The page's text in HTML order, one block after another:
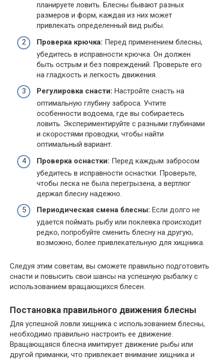
планируете ловить. Блесны бывают разных
размеров и форм, каждая из них может
привлекать определенный вид рыбы.
Проверка крючка: Перед применением блесны,
убедитесь в исправности крючка. Он должен
быть острым и без повреждений. Проверьте его
на гладкость и легкость движения.
Регулировка снасти: Настройте снасть на
оптимальную глубину заброса. Учтите
особенности водоема, где вы собираетесь
ловить. Экспериментируйте с разными глубинами
и скоростями проводки, чтобы найти
оптимальный вариант.
Проверка оснастки: Перед каждым забросом
убедитесь в исправности оснастки. Проверьте,
чтобы леска не была перегрызена, а вертлюг
держал блесну надежно.
Периодическая смена блесны: Если долго не
удается поймать рыбу или поклевка происходит
редко, попробуйте сменить блесну на другую,
возможно, более привлекательную для хищника.
Следуя этим советам, вы сможете правильно подготовить
снасти и повысить свои шансы на успешную рыбалку с
использованием вращающихся блесен.
Постановка правильного движения блесны
Для успешной ловли хищника с использованием блесны,
необходимо правильно настроить ее движение.
Вращающаяся блесна имитирует движение рыбы или
другой приманки, что привлекает внимание хищника и